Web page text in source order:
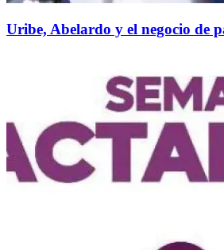
Uribe, Abelardo y el negocio de